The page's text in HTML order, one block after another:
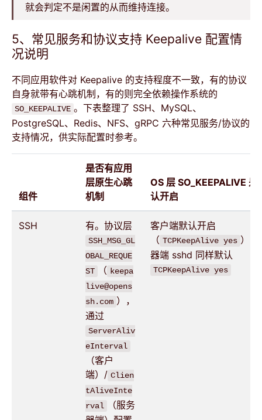
就会判定不是闲置的从而维持连接。
5、常见服务和协议支持 Keepalive 配置情
况说明
不同应用软件对 Keepalive 的支持程度不一致，有的协议
自身就带有心跳机制，有的则完全依赖操作系统的
SO_KEEPALIVE 。下表整理了 SSH、MySQL、
PostgreSQL、Redis、NFS、gRPC 六种常见服务/协议的
支持情况，供实际配置时参考。
组件
是否有应用
层原生心跳
机制
OS 层 SO_KEEPALIVE 是
认开启
SSH 有。协议层
SSH_MSG_GL
OBAL_REQUE
ST
（ keepa
live@opens
sh.com ），
通过
ServerAliv
eInterval
（客户
端）/ Clien
tAliveInte
rval
（服务
客户端默认开启
（ TCPKeepAlive yes ），
器端 sshd 同样默认
TCPKeepAlive yes